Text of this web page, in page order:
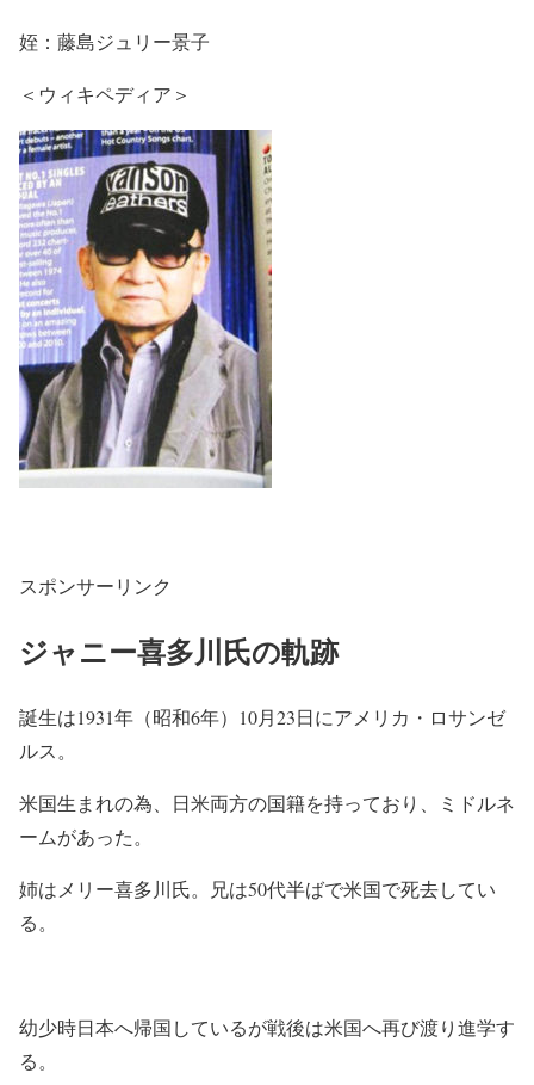
姪：藤島ジュリー景子
＜ウィキペディア＞
スポンサーリンク
ジャニー喜多川氏の軌跡
誕生は1931年（昭和6年）10月23日にアメリカ・ロサンゼ
ルス。
米国生まれの為、日米両方の国籍を持っており、ミドルネ
ームがあった。
姉はメリー喜多川氏。兄は50代半ばで米国で死去してい
る。
幼少時日本へ帰国しているが戦後は米国へ再び渡り進学す
る。